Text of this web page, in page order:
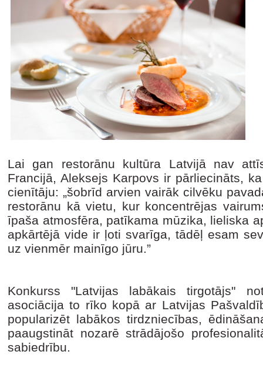
Lai gan restorānu kultūra Latvijā nav
Francijā, Aleksejs Karpovs ir pārliecināts,
cienītāju: „šobrīd arvien vairāk cilvēku
restorānu kā vietu, kur koncentrējas
īpaša atmosfēra, patīkama mūzika, lieliska
apkārtējā vide ir ļoti svarīga, tādēļ esam
uz vienmēr mainīgo jūru.”
Konkurss "Latvijas labākais tirgotājs"
asociācija to rīko kopā ar Latvijas
popularizēt labākos tirdzniecības,
paaugstināt nozarē strādājošo
sabiedrību.